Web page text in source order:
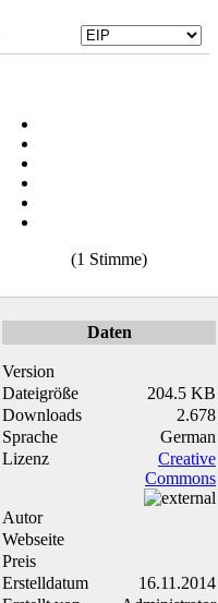
(1 Stimme)
Daten
Version
Dateigröße
204.5 KB
Downloads
2.678
Sprache
German
Lizenz
Creative
Commons
Autor
Webseite
Preis
Erstelldatum
16.11.2014